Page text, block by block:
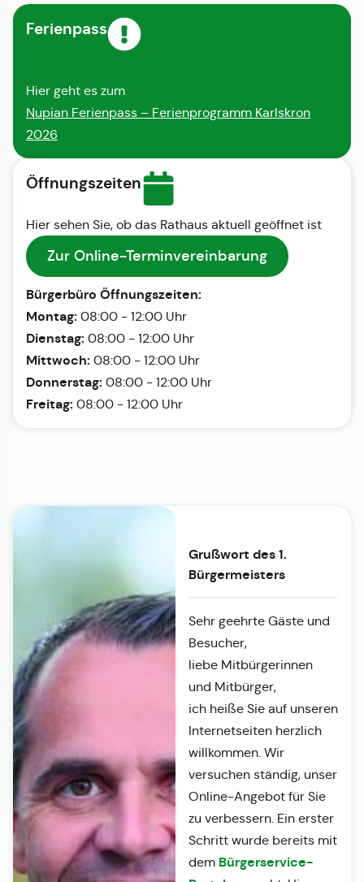
Ferienpass
Hier geht es zum
Nupian Ferienpass – Ferienprogramm Karlskron
2026
Öffnungszeiten
Hier sehen Sie, ob das Rathaus aktuell geöffnet ist
Zur Online-Terminvereinbarung
Bürgerbüro Öffnungszeiten:
Montag: 08:00 - 12:00 Uhr
Dienstag: 08:00 - 12:00 Uhr
Mittwoch: 08:00 - 12:00 Uhr
Donnerstag: 08:00 - 12:00 Uhr
Freitag: 08:00 - 12:00 Uhr
Grußwort des 1.
Bürgermeisters
Sehr geehrte Gäste und
Besucher,
liebe Mitbürgerinnen
und Mitbürger,
ich heiße Sie auf unseren
Internetseiten herzlich
willkommen. Wir
versuchen ständig, unser
Online-Angebot für Sie
zu verbessern. Ein erster
Schritt wurde bereits mit
dem Bürgerservice-